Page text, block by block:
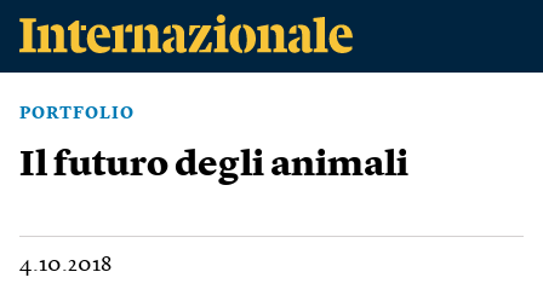
PORTFOLIO
Il futuro degli animali
4.10.2018